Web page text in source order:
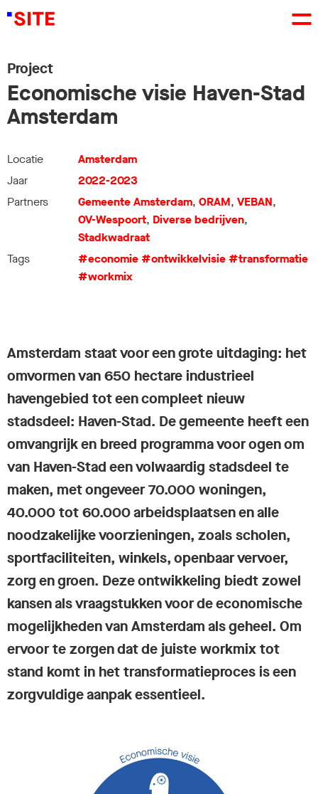
Project
Economische visie Haven-Stad
Amsterdam
Locatie
Amsterdam
Jaar
2022-2023
Partners
Gemeente Amsterdam, ORAM, VEBAN,
OV-Wespoort, Diverse bedrijven,
Stadkwadraat
Tags
#economie#ontwikkelvisie#transformatie
#workmix
Amsterdam staat voor een grote uitdaging: het
omvormen van 650 hectare industrieel
havengebied tot een compleet nieuw
stadsdeel: Haven-Stad. De gemeente heeft een
omvangrijk en breed programma voor ogen om
van Haven-Stad een volwaardig stadsdeel te
maken, met ongeveer 70.000 woningen,
40.000 tot 60.000 arbeidsplaatsen en alle
noodzakelijke voorzieningen, zoals scholen,
sportfaciliteiten, winkels, openbaar vervoer,
zorg en groen. Deze ontwikkeling biedt zowel
kansen als vraagstukken voor de economische
mogelijkheden van Amsterdam als geheel. Om
ervoor te zorgen dat de juiste workmix tot
stand komt in het transformatieproces is een
zorgvuldige aanpak essentieel.